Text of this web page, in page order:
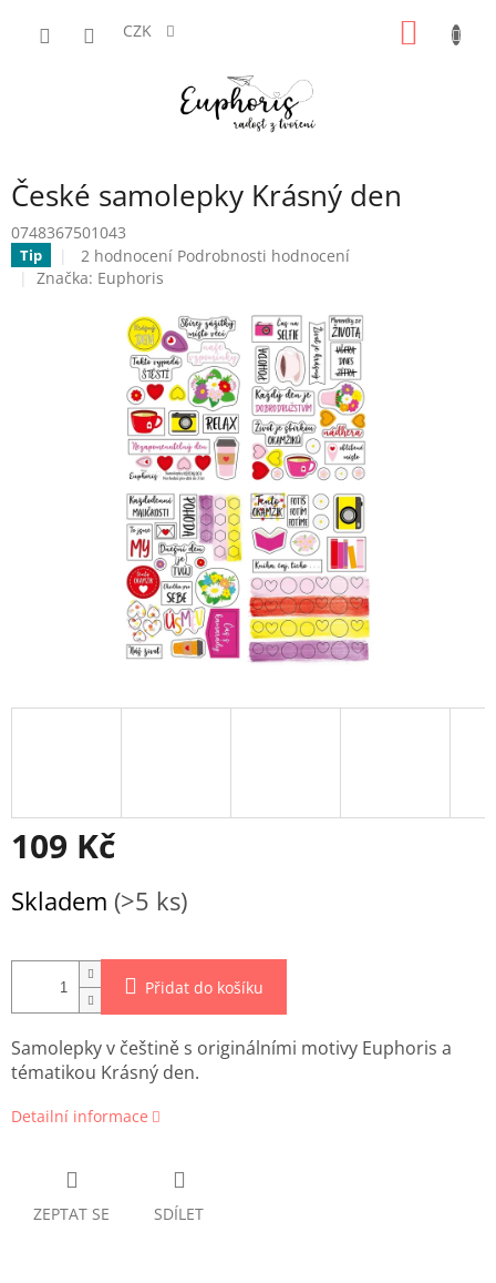
CZK
České samolepky Krásný den
0748367501043
Tip
Průměrné
hodnocení
hvězdiček.
2 hodnocení Podrobnosti hodnocení
Značka: Euphoris
109 Kč
cena:
Skladem (>5 ks)
Přidat do košíku
Samolepky v češtině s originálními motivy Euphoris a
tématikou Krásný den.
Detailní informace
ZEPTAT SE SDÍLET